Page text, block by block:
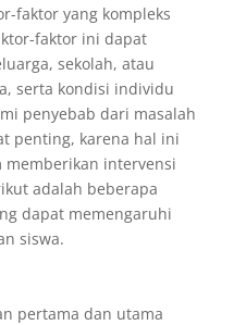
faktor yang kompleks
faktor ini dapat
sekolah, atau
serta kondisi individu
penyebab dari masalah
penting, karena hal ini
memberikan intervensi
adalah beberapa
dapat memengaruhi
siswa.
pertama dan utama